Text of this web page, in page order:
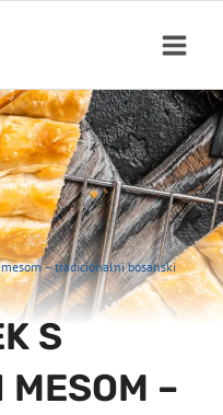
– tradicionalni bosanski
S
MESOM –